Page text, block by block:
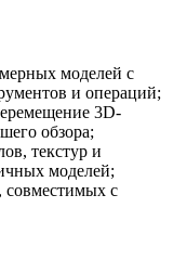
моделей с
и операций;
3D-
обзора;
текстур и
моделей;
совместимых с